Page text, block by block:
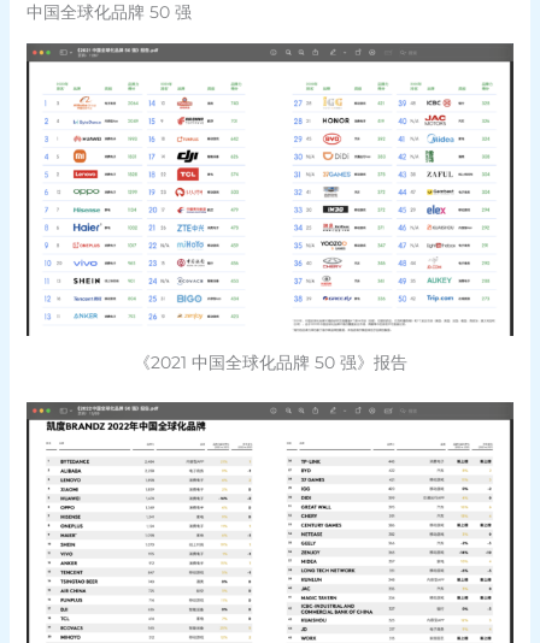
中国全球化品牌 50 强
《2021 中国全球化品牌 50 强》报告